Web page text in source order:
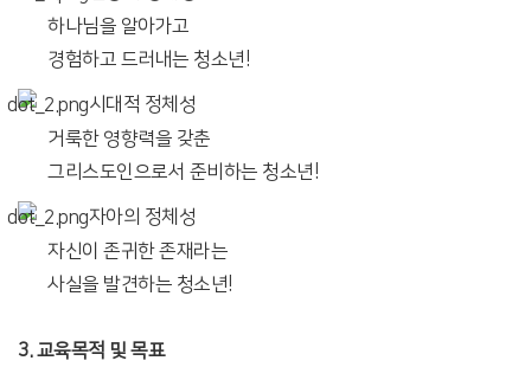
하나님을 알아가고
경험하고 드러내는 청소년!
시대적 정체성
거룩한 영향력을 갖춘
그리스도인으로서 준비하는 청소년!
자아의 정체성
자신이 존귀한 존재라는
사실을 발견하는 청소년!
3. 교육목적 및 목표